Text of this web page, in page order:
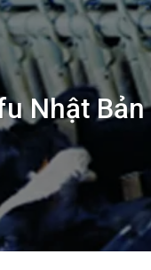
Nhật Bản